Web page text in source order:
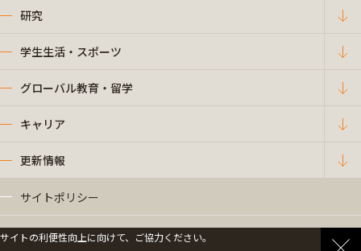
研究
学生生活・スポーツ
グローバル教育・留学
キャリア
更新情報
サイトポリシー
プライバシーポリシー
サイトの利便性向上に向けて、ご協力ください。